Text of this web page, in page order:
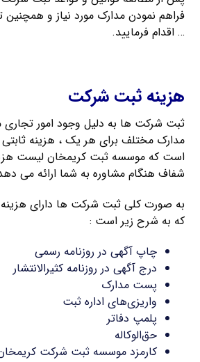
فراهم نمودن مدارک مورد نیاز و
… اقدام فرمایید.
هزینه ثبت شرکت
ثبت شرکت ها به دلیل وجود امور تجاری
مدارک مختلف برای هر یک ، هزینه ثابتی
است که موسسه ثبت کریمخان لیست
شفاف هنگام مشاوره به شما ارائه می
به صورت کلی ثبت شرکت ها دارای
که به شرح زیر است :
چاپ آگهی در روزنامه رسمی
درج آگهی در روزنامه کثیرالانتشار
پست مدارک
واریزی‌های اداره ثبت
پلمپ دفاتر
حق‌الوکاله
کارمزد موسسه ثبت شرکت